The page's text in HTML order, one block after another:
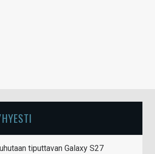
tiputtavan Galaxy S27